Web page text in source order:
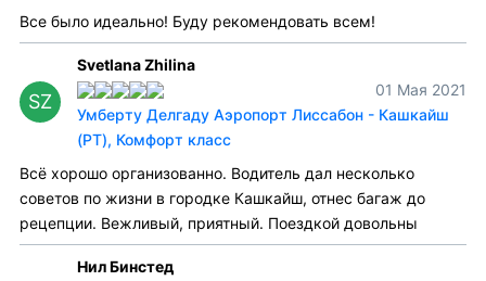
Все было идеально! Буду рекомендовать всем!
SZ
Svetlana Zhilina
01 Мая 2021
Умберту Делгаду Аэропорт Лиссабон - Кашкайш
(PT), Комфорт класс
Всё хорошо организованно. Водитель дал несколько
советов по жизни в городке Кашкайш, отнес багаж до
рецепции. Вежливый, приятный. Поездкой довольны
Нил Бинстед